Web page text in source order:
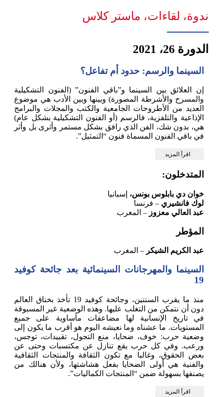
ندوة، لقاءات، ماستر كلاس
الدورة 26، 2021
السينما والرسم: حدود أم تفاعل؟
إن العلائق بين السينما و”باقي الفنون” (الفنون التشكيلية
والمسرح والأشرطة المصورة) وبينها وبين الأدب هي موضوع
العديد من الأطروحات الجامعية والكتب والمجلات والبرامج
الإذاعية والتلفزية، فالرسم (أو الفنون التشكيلية بشكل عام)
هي، بدون شك، الفن الذي رافق بشكل مستمر وأثرى بل وأثر
في باقي الفنون المسماة فنون “التمثيل”.
اقرأ المزيد
المتدخلون:
خوان دي بابلوس بونس، إسبانيا
لوك فانشيري – فرنسا
عبد العالي معزوز – المغرب
المؤطر
عبد الكريم الشيكر – المغرب
السينما والمهرجانات السينمائية بعد جائحة كوفيد
19
منذ ما يقرب السنتين، وجائحة كوفيد 19 تأخذ بخناق العالم
دون أن نتمكن من التغلب عليها. وهذه الوضعية غير المسبوقة
في تاريخ الإنسانية لها مضاعفات مأساوية على جميع
المستويات. ما عشناه وما نعيشه اليوم هو أقرب ما يكون إلى
وضعية حرب: خوف، ضحايا، منع التجول، تقييدات، توجس،
ورعب. وفي كل حرب يقع تنازل عن مكتسبات وحتى عن
بعض الحقوق، وغالبا مع تكون الثقافة والمنتجات الثقافية
والفنية هي أولى الضحايا بفعل هشاشتها، ولأن هنالك من
يصنفها بسهولة ضمن “المنتجات الكماليات”.
اقرأ المزيد